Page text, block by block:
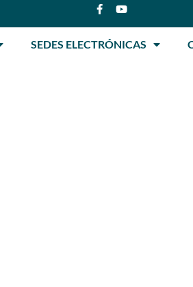
SEDES ELECTRÓNICAS